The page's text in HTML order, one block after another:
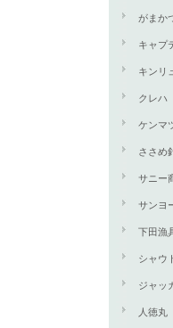
がまか
キャプ
キンリ
クレハ
ケンマ
ささめ
サニー
サンヨ
下田漁
シャウ
ジャッ
人徳丸